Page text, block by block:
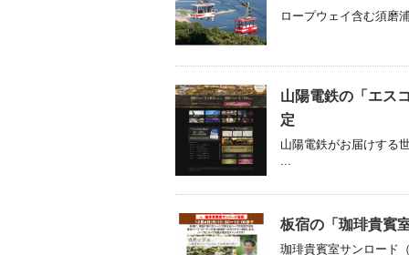
ロープウェイ含む須磨
山陽電鉄の「エス
定
山陽電鉄がお届けする
板宿の「珈琲貴賓
珈琲貴賓室サンロード